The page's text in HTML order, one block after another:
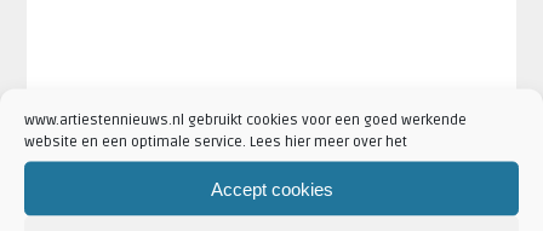
www.artiestennieuws.nl gebruikt cookies voor een goed werkende
website en een optimale service. Lees hier meer over het
Accept cookies